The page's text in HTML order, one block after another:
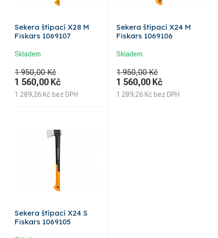
Sekera štípací X28 M
Fiskars 1069107
Skladem
1 950,00 Kč
1 560,00 Kč
1 289,26 Kč bez DPH
Sekera štípací X24 M
Fiskars 1069106
Skladem
1 950,00 Kč
1 560,00 Kč
1 289,26 Kč bez DPH
Sekera štípací X24 S
Fiskars 1069105